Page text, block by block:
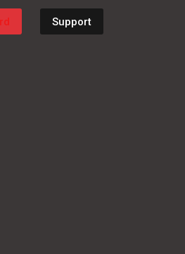
Support